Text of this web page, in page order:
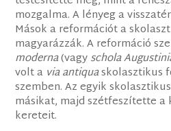
mozgalma. A lényeg a
Mások a reformációt a
magyarázzák. A reformáció
moderna(vagyschola
volt a via antiquaskolasztikus
szemben. Az egyik
másikat, majd szétfeszítette a
kereteit.